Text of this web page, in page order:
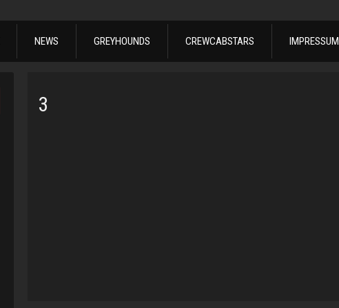
NEWS GREYHOUNDS CREWCABSTARS IMPRESSUM
3